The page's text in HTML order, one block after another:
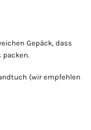
Gepäck, dass
packen.
(wir empfehlen